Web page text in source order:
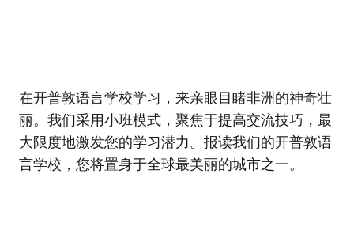
企业文化
职业发展
加入我们
在开普敦语言学校学习，来亲眼目睹非洲的神奇壮
丽。我们采用小班模式，聚焦于提高交流技巧，最
大限度地激发您的学习潜力。报读我们的开普敦语
言学校，您将置身于全球最美丽的城市之一。